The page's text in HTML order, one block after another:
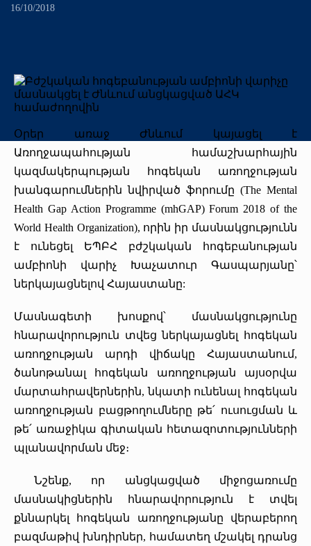
Որակի ապահովում
Սիմուլյացիոն կենտրոն
Ստոմ․ կրթ․ գեր. կենտրոն
Dr.LEX(TerraMedicum)
«Հերացի» ավագ դպրոց
Գերակա ուղղություններ
Հայտարարություններ
«Միքայելյան» համալսարանական հիվանդանոց
Առաքելություն
Տարբերանշան
Մեր ռեկտորները
Թանգարան
Տեսադարան
Պատկերասրահ
Մամուլը մեր մասին
Հոգաբարձուների խորհուրդ
Ռեկտորատ
Իրավունք
Գնումներ
Ֆինանսական հաշվետվություններ
Շնորհակալական նամակներ
Պարբերականներ
«Հերացի» արհեստակցական կազմակերպություն
«Հերացի» վերլուծական
Միջազգային
Միջազգայնացման քաղաքականություն
Erasmus+
Միջազգային գիտական ծրագրեր (ավարտված)
eCAMPUS
Փոխանակային ծրագրեր
Մեր առաքելությունը
Կարիերա
+
Վերապատրաստում
Դասընթացներ
Հետադարձ կապ
16/10/2018
Օրեր առաջ Ժնևում կայացել է
Առողջապահության համաշխարհային
կազմակերպության հոգեկան առողջության
խանգարումներին նվիրված ֆորումը (The Mental
Health Gap Action Programme (mhGAP) Forum 2018 of the
World Health Organization), որին իր մասնակցությունն
է ունեցել ԵՊԲՀ բժշկական հոգեբանության
ամբիոնի վարիչ Խաչատուր Գասպարյանը՝
ներկայացնելով Հայաստանը:
Մասնագետի խոսքով՝ մասնակցությունը
հնարավորություն տվեց ներկայացնել հոգեկան
առողջության արդի վիճակը Հայաստանում,
ծանոթանալ հոգեկան առողջության այսօրվա
մարտահրավերներին, նկատի ունենալ հոգեկան
առողջության բացթողումները թե՛ ուսուցման և
թե՛ առաջիկա գիտական հետազոտությունների
պլանավորման մեջ։
Նշենք, որ անցկացված միջոցառումը
մասնակիցներին հնարավորություն է տվել
քննարկել հոգեկան առողջությանը վերաբերող
բազմաթիվ խնդիրներ, համատեղ մշակել դրանց